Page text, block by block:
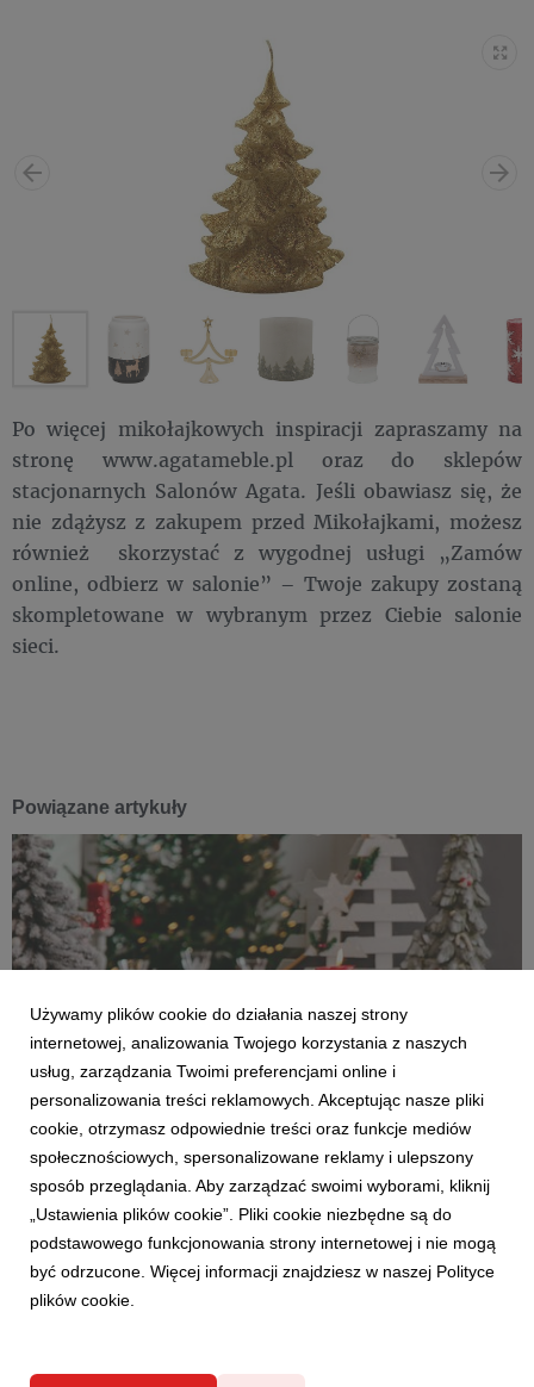
Po więcej mikołajkowych inspiracji zapraszamy na
stronę www.agatameble.pl oraz do sklepów
stacjonarnych Salonów Agata. Jeśli obawiasz się, że
nie zdążysz z zakupem przed Mikołajkami, możesz
również skorzystać z wygodnej usługi „Zamów
online, odbierz w salonie” – Twoje zakupy zostaną
skompletowane w wybranym przez Ciebie salonie
sieci.
Powiązane artykuły
AKTUALNOŚCI
Świąteczne trendy w Twoim domu. Przegląd
najmodniejszych dekoracji
bożonarodzeniowych
2 grudnia 2021
Święta już za rogiem, więc czas najwyższy, by zamienić nasze
domy w bożonarodzeniową, przytulną przestrzeń, w której
każdy poczuje ducha nadchodzącego czasu. Drobne dodatki,
Używamy plików cookie do działania naszej strony
internetowej, analizowania Twojego korzystania z naszych
usług, zarządzania Twoimi preferencjami online i
personalizowania treści reklamowych. Akceptując nasze pliki
cookie, otrzymasz odpowiednie treści oraz funkcje mediów
społecznościowych, spersonalizowane reklamy i ulepszony
sposób przeglądania. Aby zarządzać swoimi wyborami, kliknij
„Ustawienia plików cookie”. Pliki cookie niezbędne są do
podstawowego funkcjonowania strony internetowej i nie mogą
być odrzucone. Więcej informacji znajdziesz w naszej Polityce
plików cookie.